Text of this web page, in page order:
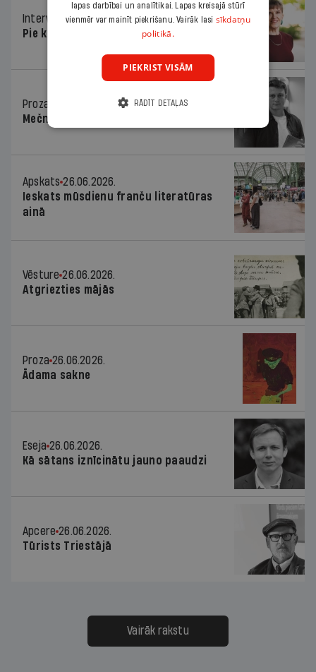
Intervija
26.06.2026.
Pie kaimiņiem igauņiem
Proza
Mečnikova ielas divas joslas
Apskats 26.06.2026.
Ieskats mūsdienu franču literatūras
ainā
Vēsture 26.06.2026.
Atgriezties mājās
Proza 26.06.2026.
Ādama sakne
Eseja 26.06.2026.
Kā sātans iznīcinātu jauno paaudzi
Apcere 26.06.2026.
Tūrists Triestājā
Vairāk rakstu
lapas darbībai un analītikai. Lapas kreisajā stūrī
vienmēr var mainīt piekrišanu. Vairāk lasi sīkdatņu
politikā.
PIEKRIST VISĀM
RĀDĪT DETAĻAS